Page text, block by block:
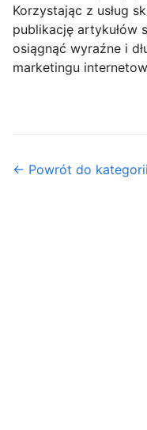
Korzystając z usług
publikację artykułów
osiągnąć wyraźne i
marketingu
← Powrót do